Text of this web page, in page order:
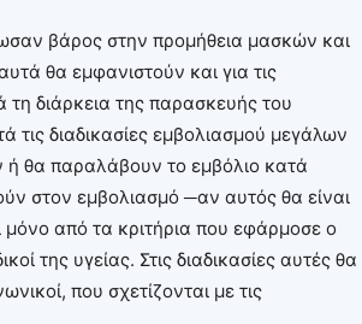
βάρος στην προμήθεια μασκών και
θα εμφανιστούν και για τις
διάρκεια της παρασκευής του
τις διαδικασίες εμβολιασμού μεγάλων
θα παραλάβουν το εμβόλιο κατά
στον εμβολιασμό ─αν αυτός θα είναι
μόνο από τα κριτήρια που εφάρμοσε ο
της υγείας. Στις διαδικασίες αυτές θα
που σχετίζονται με τις